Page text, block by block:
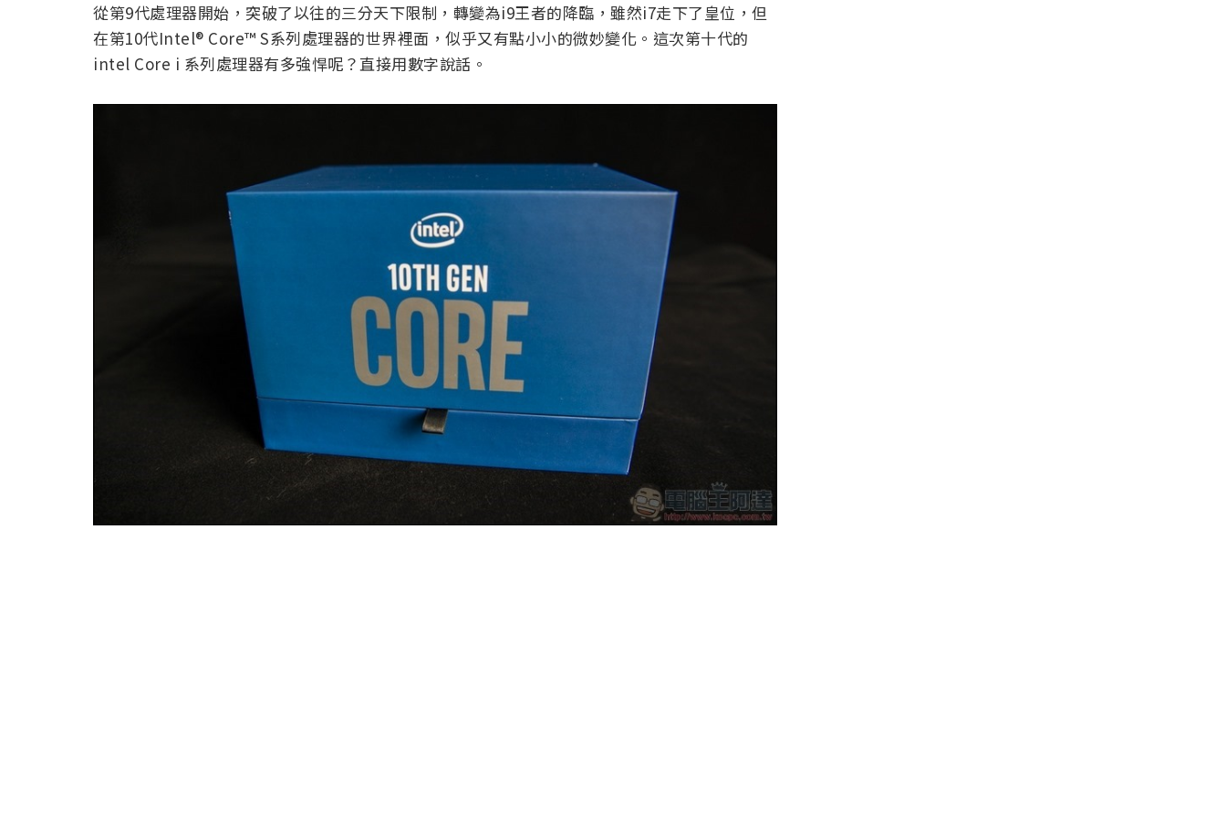
從第9代處理器開始，突破了以往的三分天下限制，轉變為i9王者的降臨，雖然i7走下了皇位，但
在第10代Intel® Core™ S系列處理器的世界裡面，似乎又有點小小的微妙變化。這次第十代的
intel Core i 系列處理器有多強悍呢？直接用數字說話。